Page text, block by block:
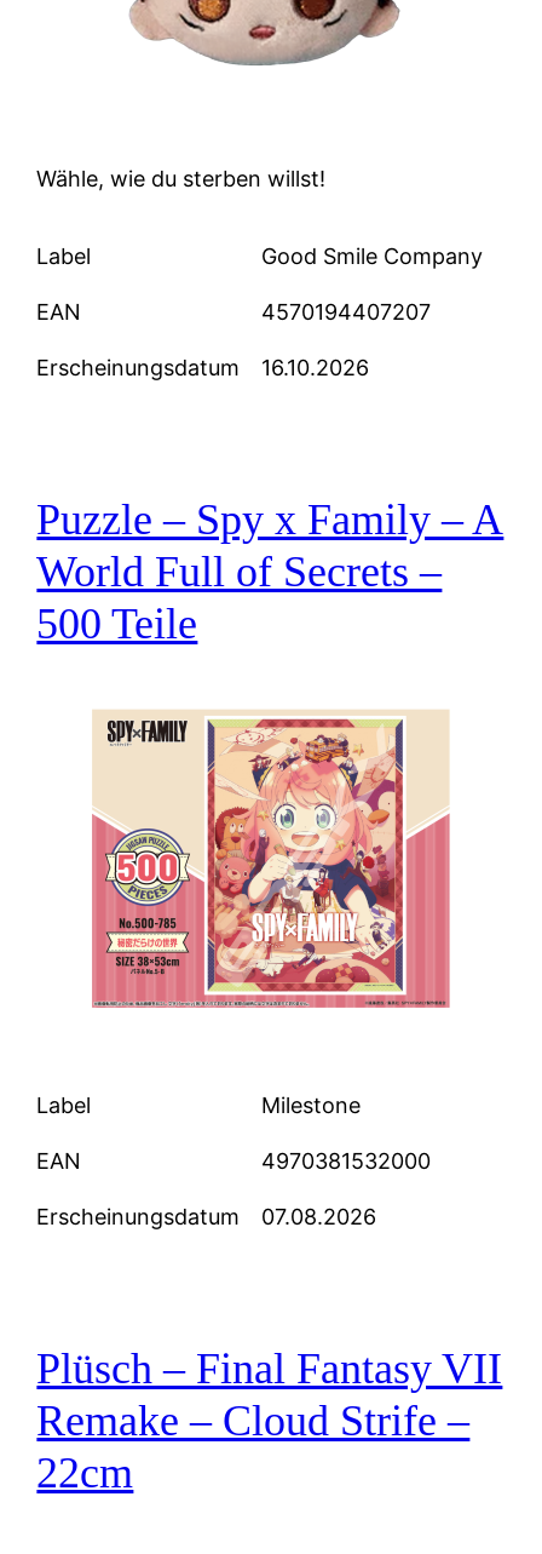
Wähle, wie du sterben willst!
Label Good Smile Company
EAN 4570194407207
Erscheinungsdatum 16.10.2026
Puzzle – Spy x Family – A
World Full of Secrets –
500 Teile
Label Milestone
EAN 4970381532000
Erscheinungsdatum 07.08.2026
Plüsch – Final Fantasy VII
Remake – Cloud Strife –
22cm